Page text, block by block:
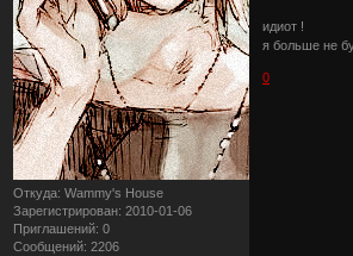
Откуда: Wammy's House
Зарегистрирован: 2010-01-06
Приглашений: 0
Сообщений: 2206
идиот !
я больше не
0